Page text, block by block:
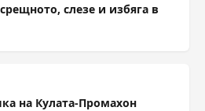
слезе и избяга в
на Кулата-Промахон